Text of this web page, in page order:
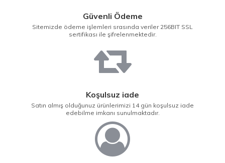
Güvenli Ödeme
Sitemizde ödeme işlemleri srasında veriler 256BIT SSL
sertifikası ile şifrelenmektedir.
Koşulsuz iade
Satın almış olduğunuz ürünlerimizi 14 gün koşulsuz iade
edebilme imkanı sunulmaktadır.